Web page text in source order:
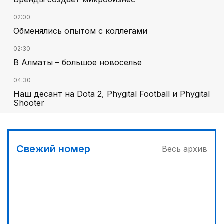
02:00
Обменялись опытом с коллегами
02:30
В Алматы – большое новоселье
04:30
Наш десант на Dota 2, Phygital Football и Phygital
Shooter
дела
Свежий номер Весь архив